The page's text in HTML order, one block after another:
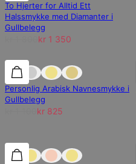
To Hjerter for Alltid Ett
Halssmykke med Diamanter i
Gullbelegg
kr 1 350
25% rabatt
Personlig Arabisk Navnesmykke i
Gullbelegg
kr 825
25% rabatt